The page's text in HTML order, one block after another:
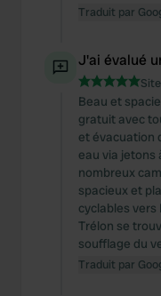
Traduit par
J'ai évalué
Beau et
gratuit avec
et évacuation
eau via jetons
nombreux
spacieux et
cyclables
Trélon se
soufflage du
Traduit par